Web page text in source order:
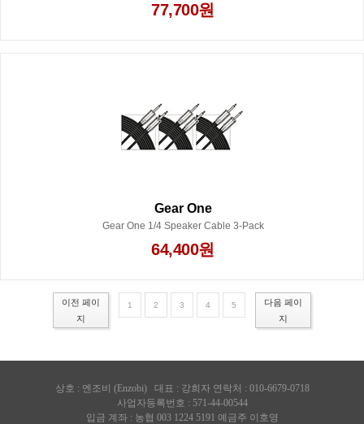
77,700원
Gear One
Gear One 1/4 Speaker Cable 3-Pack
64,400원
이전 페이
지
1 2 3 4 5
다음 페이
지
상호 : 엔조비 (Enzobi)대표 : 강희자 연락처 : 010-6679-0718
사업자등록번호 : 571-44-00544
입금 계좌 : 농협 003 1224 5191 예금주 이호영